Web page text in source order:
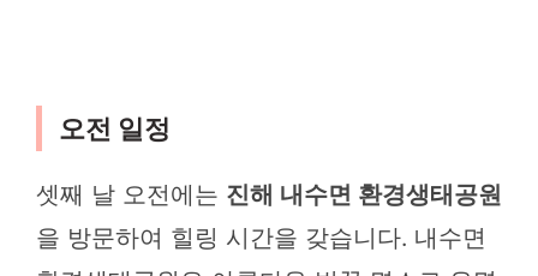
오전 일정
셋째 날 오전에는 진해 내수면 환경생태공원
을 방문하여 힐링 시간을 갖습니다. 내수면